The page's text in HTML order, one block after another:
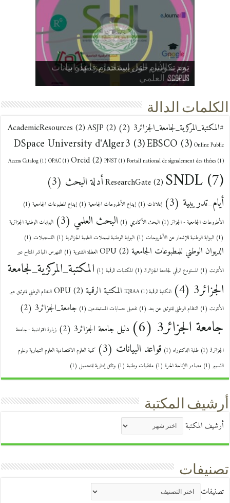
تجديد الأيام التدريبية لتعزيز مهارات
البحث العلمي
يوم تكويني حول استخدام قاعدة بيانات
Scopus
تعزيز البحث العلمي بجامعة الجزائر 3 عبر
إتاحة الوصول إلى قاعدة بيانات EBSCO
إعلان هام لأعضاء الهيئة التدريسية بجامعة
الجزائر3
ORCID… هويتك البحثية تبدأ من هنا | قريبًا
انطلاق سلسلة الورش التدريبية بالمكتبة
المركزية لجامعة الجزائر 3
إعلان بخصوص العطلة الشتوية للسنة
الجامعية (2025/2026)
إعلان لفائدة طلبة الدكتوراه: المكتبة
الرقمية OPU
ف/ي مواقيت إيداع الأطروحات
والمطبوعات
إعلان بخصوص ضبط حسابات
المستخدمين في النظام الوطني للتوثيق
عن بعد (SNDL)
الكلمات الدالة
#المكتبة_المركزية_لجامعة_الجزائر3 (2)
AcademicResources (2)ASJP (2)
DSpace University d'Alger3 (3)EBSCO (3) Online Public
Access Catalog(1) OPAC(1) Orcid(2) PNST(1) Portail national de signalement des théses(1)
ResearchGate(2) SNDL(7) أدلة البحث (3)
أيام_تدريبية (3) إعلانات (1) إيداع الأطروحات الجامعية (1) إيداع المطبوعات الجامعية (1)
الأطروحات الجامعية - الجزائر(1) البحث الأكاديمي (1) البحث العلمي (3)
البوابات الوطنية الجزائرية
(1)
البوابة الوطنية للإشعار عن الأطروحات (1) البوابة الوطنية للمجلات العلمية الجزائرية (1) التسجيلات (1)
الديوان الوطني للمطبوعات الجامعية OPU (2) العطلة الشتوية (1)
الفهرس المباشر المتاح عبر
الأنترنت (1) المستودع الرقمي لجامعة الجزائر3 (1) المكتبات الرقمية (1)
المكتبة_المركزية_لجامعة
الجزائر3 (4) المكتبة الرقمية IQRAA(1) المكتبة الرقمية OPU (2)
النظام الوطني للتوثيق عبر
الأنترنت (1) النظام الوطني للتوثيق عن بعد (1) تفعيل حسابات المستخدمين (1) جامعة_الجزائر3 (2)
جامعة الجزائر3 (6) دليل جامعة الجزائر3 (2) زيارة افتراضية - جامعة
الجزائر3 (1) طلبة الدكتوراه (1) قواعد البيانات (3)
كلية العلوم الاقتصادية العلوم التجارية وعلوم
التسيير(1) مصادر الإتاحة الحرة (1) ملتقيات وطنية (1) وثائق إدارية للتحميل (1)
أرشيف المكتبة
أرشيف المكتبة
تصنيفات
تصنيفات